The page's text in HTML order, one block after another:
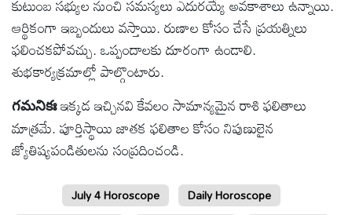
ఆర్థికంగా ఇబ్బందులు వస్తాయి. రుణాల కోసం చేసే ప్రయత్నిలు
ఫలించకపోవచ్చు. ఒప్పందాలకు దూరంగా ఉండాలి.
శుభకార్యక్రమాల్లో పాల్గొంటారు.
గమనికఃఇక్కడ ఇచ్చినవి కేవలం సామాన్యమైన రాశి ఫలితాలు
మాత్రమే. పూర్తిస్థాయి జాతక ఫలితాల కోసం నిపుణులైన
జ్యోతిష్యపండితులను సంప్రదించండి.
July 4 Horoscope
Daily Horoscope